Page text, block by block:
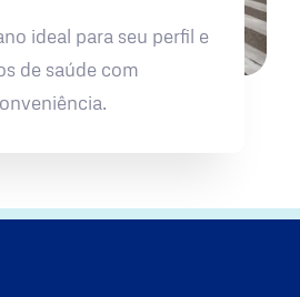
ideal para seu perfil e
de saúde com